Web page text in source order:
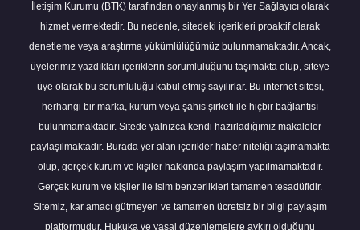
İletişim Kurumu (BTK) tarafından onaylanmış bir Yer Sağlayıcı olarak
hizmet vermektedir. Bu nedenle, sitedeki içerikleri proaktif olarak
denetleme veya araştırma yükümlülüğümüz bulunmamaktadır. Ancak,
üyelerimiz yazdıkları içeriklerin sorumluluğunu taşımakta olup, siteye
üye olarak bu sorumluluğu kabul etmiş sayılırlar. Bu internet sitesi,
herhangi bir marka, kurum veya şahıs şirketi ile hiçbir bağlantısı
bulunmamaktadır. Sitede yalnızca kendi hazırladığımız makaleler
paylaşılmaktadır. Burada yer alan içerikler haber niteliği taşımamakta
olup, gerçek kurum ve kişiler hakkında paylaşım yapılmamaktadır.
Gerçek kurum ve kişiler ile isim benzerlikleri tamamen tesadüfidir.
Sitemiz, kar amacı gütmeyen ve tamamen ücretsiz bir bilgi paylaşım
platformudur. Hukuka ve yasal düzenlemelere aykırı olduğunu